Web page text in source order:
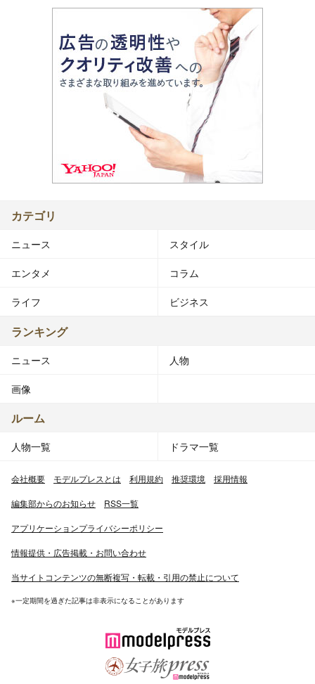
カテゴリ
ニュース スタイル
エンタメ コラム
ライフ ビジネス
ランキング
ニュース 人物
画像
ルーム
人物一覧 ドラマ一覧
会社概要 モデルプレスとは 利用規約 推奨環境 採用情報
編集部からのお知らせ RSS一覧
アプリケーションプライバシーポリシー
情報提供・広告掲載・お問い合わせ
当サイトコンテンツの無断複写・転載・引用の禁止について
※一定期間を過ぎた記事は非表示になることがあります